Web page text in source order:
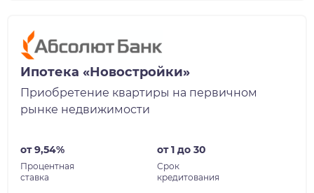
Ипотека «Новостройки»
Приобретение квартиры на первичном
рынке недвижимости
от 9,54%
Процентная
ставка
от 1 до 30
Срок
кредитования